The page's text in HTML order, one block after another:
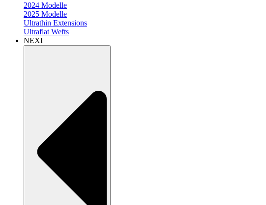
2024 Modelle
2025 Modelle
Ultrathin Extensions
Ultraflat Wefts
NEXI